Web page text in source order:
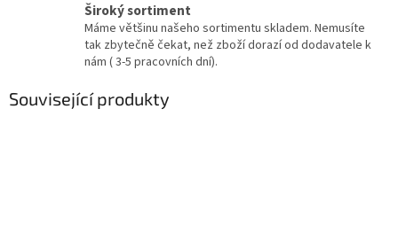
Široký sortiment
Máme většinu našeho sortimentu skladem. Nemusíte
tak zbytečně čekat, než zboží dorazí od dodavatele k
nám ( 3-5 pracovních dní).
Související produkty